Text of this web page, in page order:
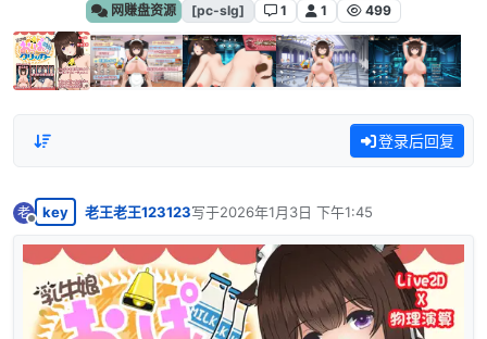
网赚盘资源 [pc-slg] 1 1 499
登录后回复
老
离线
key 老王老王123123写于2026年1月3日 下午1:45
最后由 编辑